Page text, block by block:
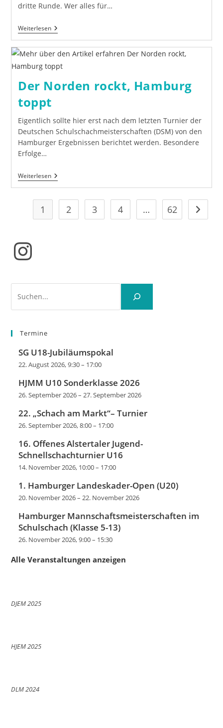
dritte Runde. Wer alles für…
WeiterlesenDJEM
2026
Die
Delegation
Der Norden rockt, Hamburg
toppt
Eigentlich sollte hier erst nach dem letzten Turnier der
Deutschen Schulschachmeisterschaften (DSM) von den
Hamburger Ergebnissen berichtet werden. Besondere
Erfolge…
WeiterlesenDer
Norden
Hamburg
Toppt
1 2 3 4 … 62 Gehe
Instagram
Termine
SG U18-Jubiläumspokal
22. August 2026, 9:30– 17:00
HJMM U10 Sonderklasse 2026
26. September 2026–27. September 2026
22. „Schach am Markt“– Turnier
26. September 2026, 8:00– 17:00
16. Offenes Alstertaler Jugend-
Schnellschachturnier U16
14. November 2026, 10:00– 17:00
1. Hamburger Landeskader-Open (U20)
20. November 2026–22. November 2026
Hamburger Mannschaftsmeisterschaften im
Schulschach (Klasse 5-13)
26. November 2026, 9:00– 15:30
Alle Veranstaltungen anzeigen
DJEM 2025
HJEM 2025
DLM 2024